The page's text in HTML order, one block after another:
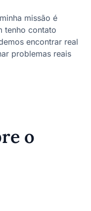
missão é
tenho contato
encontrar real
problemas reais
o